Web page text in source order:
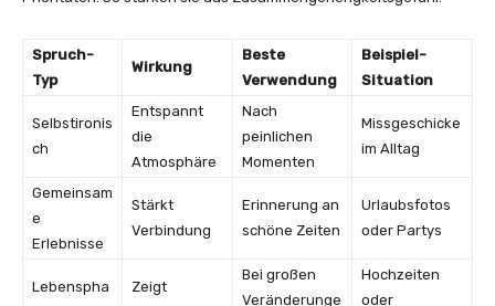
Spruch-
Typ
Wirkung
Beste
Verwendung
Beispiel-
Situation
Selbstironis
ch
Entspannt
die
Atmosphäre
Nach
peinlichen
Momenten
Missgeschicke
im Alltag
Gemeinsam
e
Erlebnisse
Stärkt
Verbindung
Erinnerung an
schöne Zeiten
Urlaubsfotos
oder Partys
Lebenspha
Zeigt
Bei großen
Veränderunge
Hochzeiten
oder